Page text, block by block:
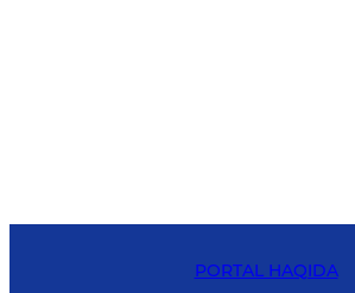
PORTAL HAQIDA